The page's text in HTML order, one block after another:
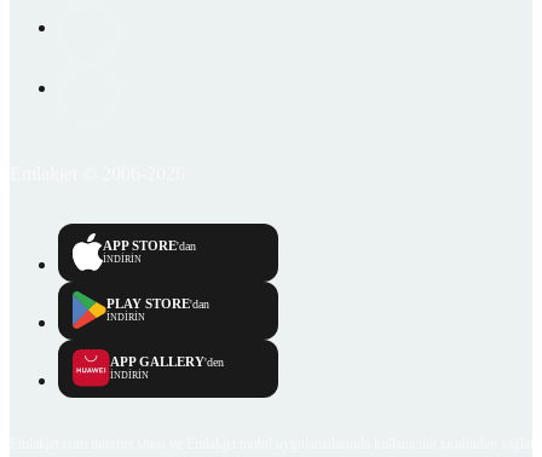
APP STORE'dan
İNDİRİN
PLAY STORE'dan
İNDİRİN
APP GALLERY'den
İNDİRİN